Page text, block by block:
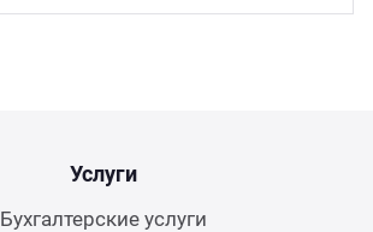
Услуги
Бухгалтерские услуги